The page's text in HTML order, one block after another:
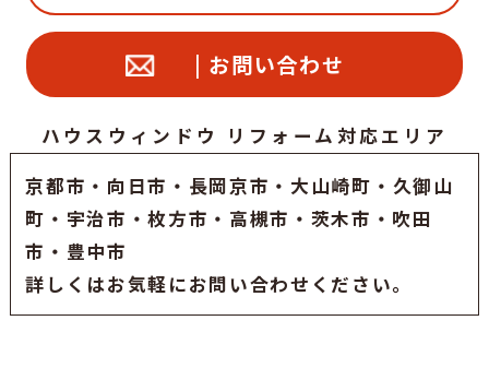
| お問い合わせ
ハウスウィンドウ リフォーム対応エリア
京都市 ・ 向日市 ・ 長岡京市 ・大山崎町・久御山
町・ 宇治市 ・枚方市・高槻市・茨木市・吹田
市・豊中市
詳しくはお気軽にお問い合わせください。